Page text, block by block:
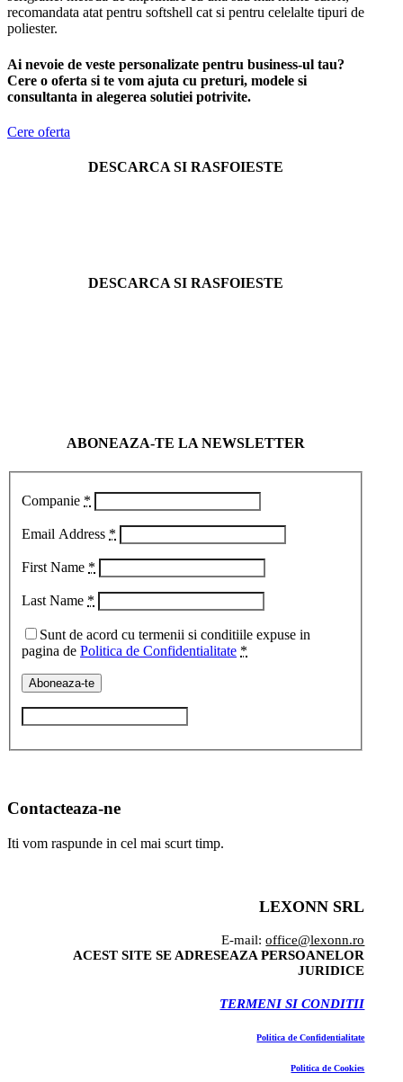
recomandata atat pentru softshell cat si pentru celelalte tipuri de
poliester.
Ai nevoie de veste personalizate pentru business-ul tau?
Cere o oferta si te vom ajuta cu preturi, modele si
consultanta in alegerea solutiei potrivite.
Cere oferta
DESCARCA SI RASFOIESTE
DESCARCA SI RASFOIESTE
ABONEAZA-TE LA NEWSLETTER
Companie *
Email Address *
First Name *
Last Name *
Sunt de acord cu termenii si conditiile expuse in
pagina de Politica de Confidentialitate *
Contacteaza-ne
Iti vom raspunde in cel mai scurt timp.
LEXONN SRL
E-mail:office@lexonn.ro
ACEST SITE SE ADRESEAZA PERSOANELOR
JURIDICE
TERMENI SI CONDITII
Politica de Confidentialitate
Politica de Cookies